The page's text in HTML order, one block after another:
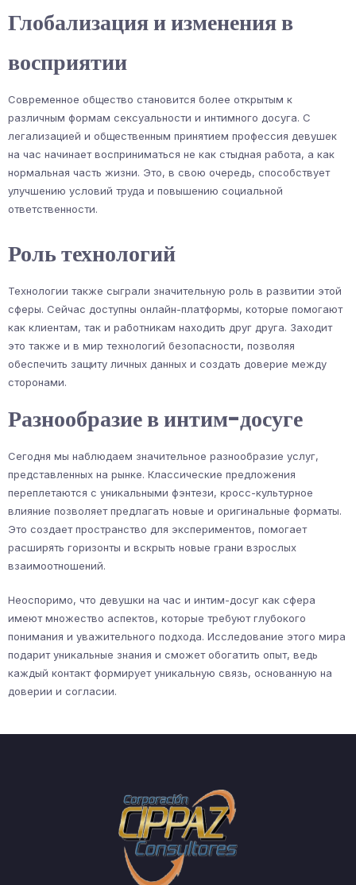
Глобализация и изменения в
восприятии
Современное общество становится более открытым к
различным формам сексуальности и интимного досуга. С
легализацией и общественным принятием профессия девушек
на час начинает восприниматься не как стыдная работа, а как
нормальная часть жизни. Это, в свою очередь, способствует
улучшению условий труда и повышению социальной
ответственности.
Роль технологий
Технологии также сыграли значительную роль в развитии этой
сферы. Сейчас доступны онлайн-платформы, которые помогают
как клиентам, так и работникам находить друг друга. Заходит
это также и в мир технологий безопасности, позволяя
обеспечить защиту личных данных и создать доверие между
сторонами.
Разнообразие в интим-досуге
Сегодня мы наблюдаем значительное разнообразие услуг,
представленных на рынке. Классические предложения
переплетаются с уникальными фэнтези, кросс-культурное
влияние позволяет предлагать новые и оригинальные форматы.
Это создает пространство для экспериментов, помогает
расширять горизонты и вскрыть новые грани взрослых
взаимоотношений.
Неоспоримо, что девушки на час и интим-досуг как сфера
имеют множество аспектов, которые требуют глубокого
понимания и уважительного подхода. Исследование этого мира
подарит уникальные знания и сможет обогатить опыт, ведь
каждый контакт формирует уникальную связь, основанную на
доверии и согласии.